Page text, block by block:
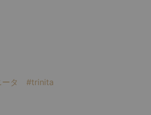
タ
#trinita